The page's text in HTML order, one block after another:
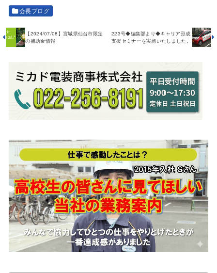
会長ブログ
223号◆編集部より◆キャリア形成
支援セミナーを実施いたしました。
【2024/07/08】宮城県仙台市限定
の補助金情報